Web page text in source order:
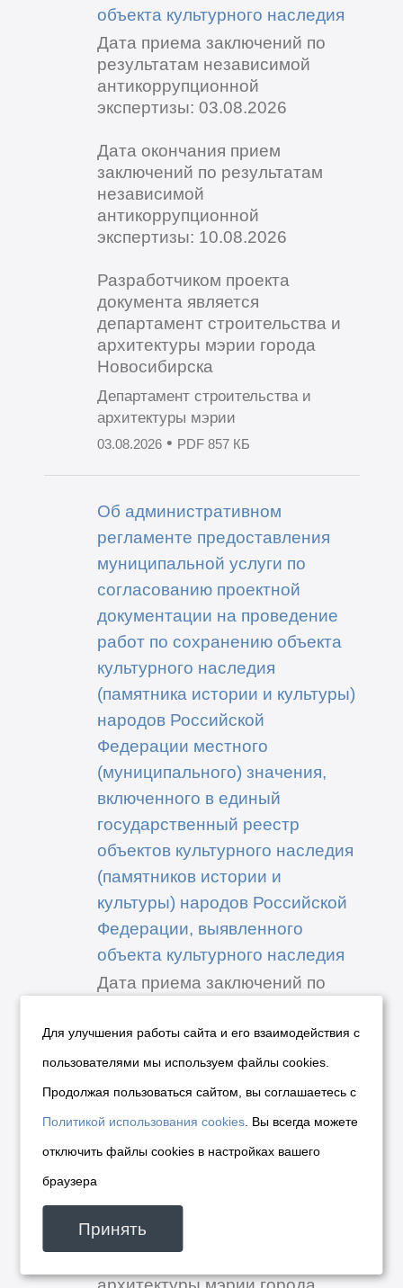
объекта культурного наследия
Дата приема заключений по
результатам независимой
антикоррупционной
экспертизы: 03.08.2026
Дата окончания прием
заключений по результатам
независимой
антикоррупционной
экспертизы: 10.08.2026
Разработчиком проекта
документа является
департамент строительства и
архитектуры мэрии города
Новосибирска
Департамент строительства и
архитектуры мэрии
03.08.2026• PDF 857 КБ
Об административном
регламенте предоставления
муниципальной услуги по
согласованию проектной
документации на проведение
работ по сохранению объекта
культурного наследия
(памятника истории и культуры)
народов Российской
Федерации местного
(муниципального) значения,
включенного в единый
государственный реестр
объектов культурного наследия
(памятников истории и
культуры) народов Российской
Федерации, выявленного
объекта культурного наследия
Дата приема заключений по
антикоррупционной
экспертизы: 03.08.2026
Дата окончания прием
независимой
антикоррупционной
документа является
архитектуры мэрии города
Для улучшения работы сайта и его взаимодействия с
пользователями мы используем файлы cookies.
Продолжая пользоваться сайтом, вы соглашаетесь с
Политикой использования cookies . Вы всегда можете
отключить файлы cookies в настройках вашего
браузера
Принять